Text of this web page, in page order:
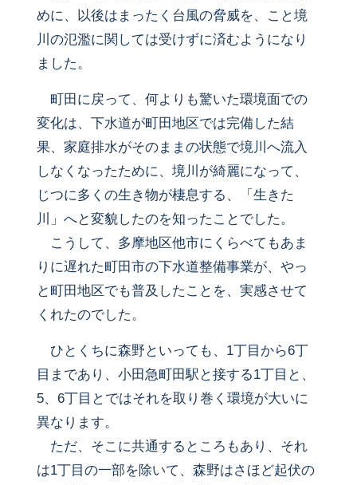
めに、以後はまったく台風の脅威を、こと境
川の氾濫に関しては受けずに済むようになり
ました。
町田に戻って、何よりも驚いた環境面での
変化は、下水道が町田地区では完備した結
果、家庭排水がそのままの状態で境川へ流入
しなくなったために、境川が綺麗になって、
じつに多くの生き物が棲息する、「生きた
川」へと変貌したのを知ったことでした。
こうして、多摩地区他市にくらべてもあま
りに遅れた町田市の下水道整備事業が、やっ
と町田地区でも普及したことを、実感させて
くれたのでした。
ひとくちに森野といっても、1丁目から6丁
目まであり、小田急町田駅と接する1丁目と、
5、6丁目とではそれを取り巻く環境が大いに
異なります。
ただ、そこに共通するところもあり、それ
は1丁目の一部を除いて、森野はさほど起伏の